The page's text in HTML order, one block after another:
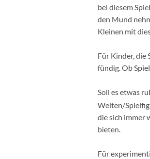
bei diesem
den Mund
Kleinen mit
Für Kinder, die
fündig. Ob
Soll es etwas
Welten/
die sich immer
bieten.
Für